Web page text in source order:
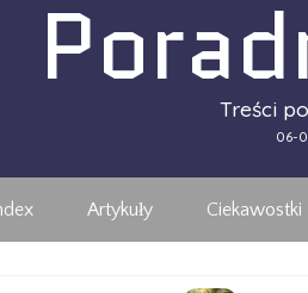
Treści
06-
Artykuły Ciekawostki